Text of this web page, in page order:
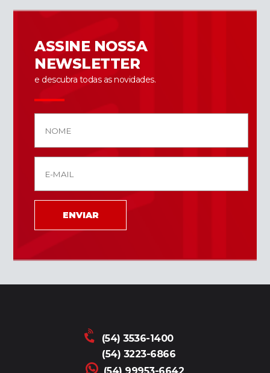
ASSINE NOSSA
NEWSLETTER
e descubra todas as novidades.
ENVIAR
(54) 3536-1400
(54) 3223-6866